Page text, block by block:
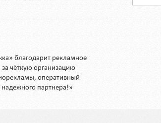
благодарит рекламное
за чёткую организацию
оперативный
партнера!»